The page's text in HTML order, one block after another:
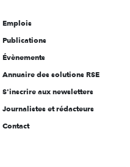
Emplois
Publications
Évènements
Annuaire des solutions RSE
S'inscrire aux newsletters
Journalistes et rédacteurs
Contact